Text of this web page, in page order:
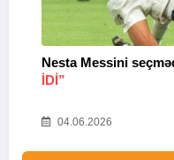
Nesta Messini
IDI”
04.06.2026